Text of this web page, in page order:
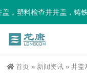
，塑料检查井井盖，铸
首页 » 新闻资讯 » 井盖